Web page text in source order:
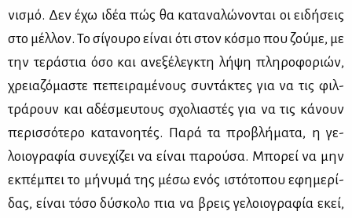
νι­σμό. Δεν έχω ιδέα πώς θα κα­τα­να­λώ­νο­νται οι ει­δή­σεις
στο μέλ­λον. Το σί­γου­ρο εί­ναι ότι στον κό­σμο που ζού­με, με
την τε­ρά­στια όσο και ανε­ξέ­λεγ­κτη λή­ψη πλη­ρο­φο­ριών,
χρεια­ζό­μα­στε πε­πει­ρα­μέ­νους συ­ντά­κτες για να τις φιλ­
τρά­ρουν και αδέ­σμευ­τους σχο­λια­στές για να τις κά­νουν
πε­ρισ­σό­τε­ρο κα­τα­νοη­τές. Πα­ρά τα προ­βλή­μα­τα, η γε­
λοιο­γρα­φία συ­νε­χί­ζει να εί­ναι πα­ρού­σα. Μπο­ρεί να μην
εκ­πέ­μπει το μή­νυ­μά της μέ­σω ενός ιστό­το­που εφη­με­ρί­
δας, εί­ναι τό­σο δύ­σκο­λο πια να βρεις γε­λοιο­γρα­φία εκεί,